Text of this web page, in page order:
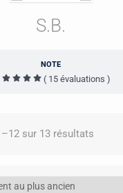
S.B.
NOTE
( 15 évaluations )
sur 13 résultatsTrié
récent